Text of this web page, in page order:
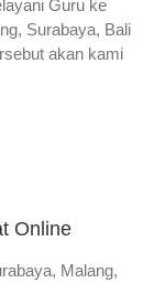
Guru ke
Surabaya, Bali
akan kami
Online
Malang,